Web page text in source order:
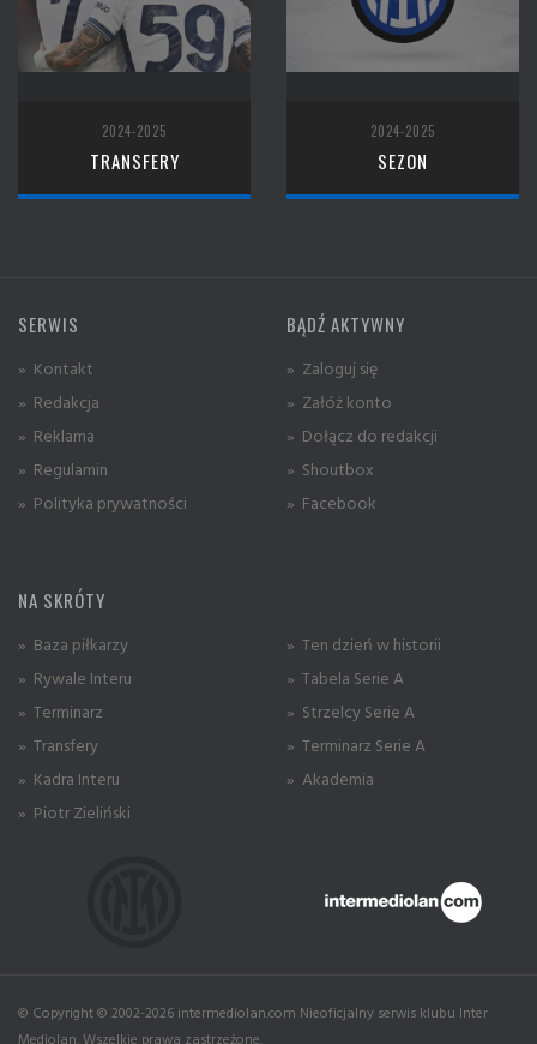
2024-2025
TRANSFERY
2024-2025
SEZON
SERWIS
» Kontakt
» Redakcja
» Reklama
» Regulamin
» Polityka prywatności
BĄDŹ AKTYWNY
» Zaloguj się
» Załóż konto
» Dołącz do redakcji
» Shoutbox
» Facebook
NA SKRÓTY
» Baza piłkarzy
» Rywale Interu
» Terminarz
» Transfery
» Kadra Interu
» Piotr Zieliński
» Ten dzień w historii
» Tabela Serie A
» Strzelcy Serie A
» Terminarz Serie A
» Akademia
© Copyright © 2002-2026 intermediolan.com Nieoficjalny serwis klubu Inter
Mediolan. Wszelkie prawa zastrzeżone.